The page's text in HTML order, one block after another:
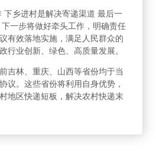
下乡进村是解决寄递渠道 最后一
一步将做好牵头工作，明确责任
有效落地实施，满足人民群众的
行业创新、绿色、高质量发展。
吉林、重庆、山西等省份均于当
议。这些省份将利用自身优势，
地区快递短板，解决农村快递末